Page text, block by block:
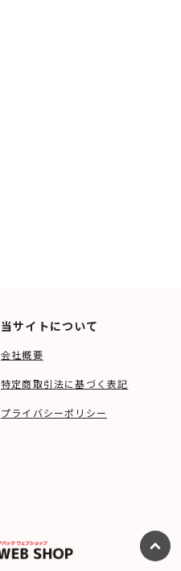
当サイトについて
会社概要
特定商取引法に基づく表記
プライバシーポリシー